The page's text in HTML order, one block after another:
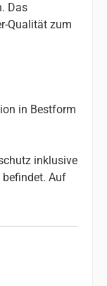
Das
Qualität zum
in Bestform
inklusive
befindet. Auf